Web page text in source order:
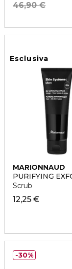
46,90 €
Esclusiva
MARIONNAUD
PURIFYING
Scrub
12,25 €
30%